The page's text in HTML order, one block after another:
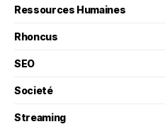
Ressources Humaines
Rhoncus
SEO
Societé
Streaming